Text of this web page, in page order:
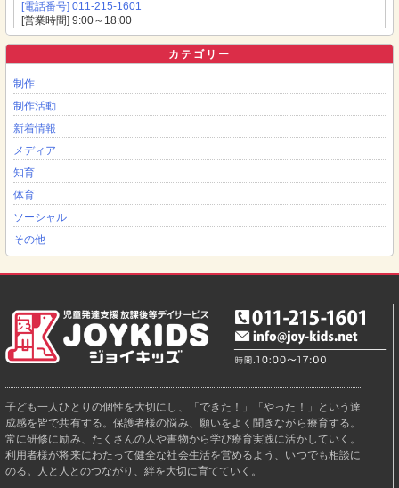
[電話番号] 011-215-1601
[営業時間] 9:00～18:00
カテゴリー
制作
制作活動
新着情報
メディア
知育
体育
ソーシャル
その他
子ども一人ひとりの個性を大切にし、「できた！」「やった！」という達
成感を皆で共有する。保護者様の悩み、願いをよく聞きながら療育する。
常に研修に励み、たくさんの人や書物から学び療育実践に活かしていく。
利用者様が将来にわたって健全な社会生活を営めるよう、いつでも相談に
のる。人と人とのつながり、絆を大切に育てていく。